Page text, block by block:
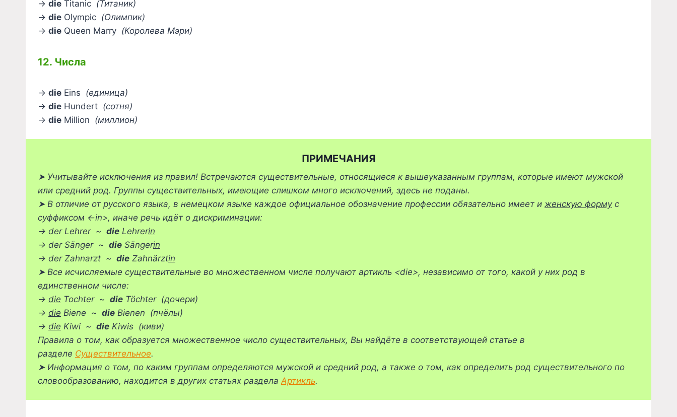
→ die Titanic (Титаник)
→ die Olympic (Олимпик)
→ die Queen Marry (Королева Мэри)
12. Числа
→ die Eins (единица)
→ die Hundert (сотня)
→ die Million (миллион)
ПРИМЕЧАНИЯ
➤ Учитывайте исключения из правил! Встречаются существительные, относящиеся к вышеуказанным группам, которые имеют мужской
или средний род. Группы существительных, имеющие слишком много исключений, здесь не поданы.
➤В отличие от русского языка, в немецком языке каждое официальное обозначение профессии обязательно имеет и женскую формус
суффиксом <-in>, иначе речь идёт о дискриминации:
→ der Lehrer ~ die Lehrerin
→ der Sänger ~ die Sängerin
→ der Zahnarzt ~ die Zahnärztin
➤Все исчисляемые существительные во множественном числе получают артикль <die>, независимо от того, какой у них род в
единственном числе:
→ die Tochter ~ die Töchter (дочери)
→ die Biene ~ die Bienen (пчёлы)
→ die Kiwi ~ die Kiwis (киви)
Правила о том, как образуется множественное число существительных, Вы найдёте в соответствующей статье в
разделе Существительное.
➤Информация о том, по каким группам определяются мужской и средний род, а также о том, как определить род существительного по
словообразованию, находится в других статьях раздела Артикль.